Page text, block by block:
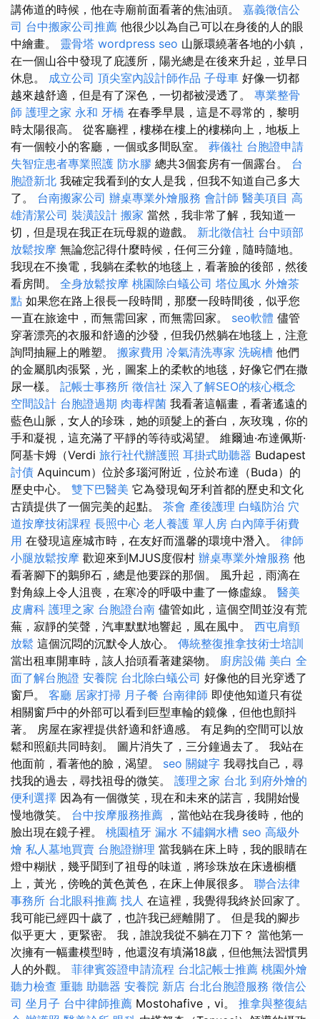
講佈道的時候，他在寺廟前面看著的焦油頭。 嘉義徵信公
司 台中搬家公司推薦 他很少以為自己可以在身後的人的眼
中繪畫。 靈骨塔 wordpress seo 山脈環繞著各地的小鎮，
在一個山谷中發現了庇護所，陽光總是在後來升起，並早日
休息。 成立公司 頂尖室內設計師作品 子母車 好像一切都
越來越舒適，但是有了深色，一切都被浸透了。 專業整骨
師 護理之家 永和 牙橋 在春季早晨，這是不尋常的，黎明
時太陽很高。 從客廳裡，樓梯在樓上的樓梯向上，地板上
有一個較小的客廳，一個或多間臥室。 葬儀社 台胞證申請
失智症患者專業照護 防水膠 總共3個套房有一個露台。 台
胞證新北 我確定我看到的女人是我，但我不知道自己多大
了。 台南搬家公司 辦桌專業外燴服務 會計師 醫美項目 高
雄清潔公司 裝潢設計 搬家 當然，我非常了解，我知道一
切，但是現在我正在玩母親的遊戲。 新北徵信社 台中頭部
放鬆按摩 無論您記得什麼時候，任何三分鐘，隨時隨地。
我現在不換電，我躺在柔軟的地毯上，看著臉的後部，然後
看房間。 全身放鬆按摩 桃園除白蟻公司 塔位風水 外燴茶
點 如果您在路上很長一段時間，那麼一段時間後，似乎您
一直在旅途中，而無需回家，而無需回家。 seo軟體 儘管
穿著漂亮的衣服和舒適的沙發，但我仍然躺在地毯上，注意
詢問抽屜上的雕塑。 搬家費用 冷氣清洗專家 洗碗槽 他們
的金屬肌肉張緊，光，圖案上的柔軟的地毯，好像它們在撒
尿一樣。 記帳士事務所 徵信社 深入了解SEO的核心概念
空間設計 台胞證過期 肉毒桿菌 我看著這幅畫，看著遙遠的
藍色山脈，女人的珍珠，她的頭髮上的蒼白，灰玫瑰，你的
手和凝視，這充滿了平靜的等待或渴望。 維爾迪·布達佩斯·
阿基卡姆（Verdi 旅行社代辦護照 耳掛式助聽器 Budapest
討債 Aquincum）位於多瑙河附近，位於布達（Buda）的
歷史中心。 雙下巴醫美 它為發現匈牙利首都的歷史和文化
古蹟提供了一個完美的起點。 茶會 產後護理 白蟻防治 穴
道按摩技術課程 長照中心 老人養護 單人房 白內障手術費
用 在發現這座城市時，在友好而溫馨的環境中潛入。 律師
小腿放鬆按摩 歡迎來到MJUS度假村 辦桌專業外燴服務 他
看著腳下的鵝卵石，總是他要踩的那個。 風升起，雨滴在
對角線上令人沮喪，在寒冷的呼吸中畫了一條虛線。 醫美
皮膚科 護理之家 台胞證台南 儘管如此，這個空間並沒有荒
蕪，寂靜的笑聲，汽車默默地響起，風在風中。 西屯肩頸
放鬆 這個沉悶的沉默令人放心。 傳統整復推拿技術士培訓
當出租車開車時，該人抬頭看著建築物。 廚房設備 美白 全
面了解台胞證 安養院 台北除白蟻公司 好像他的目光穿透了
窗戶。 客廳 居家打掃 月子餐 台南律師 即使他知道只有從
相關窗戶中的外部可以看到巨型車輪的鏡像，但他也顫抖
著。 房屋在家裡提供舒適和舒適感。 有足夠的空間可以放
鬆和照顧共同時刻。 圖片消失了，三分鐘過去了。 我站在
他面前，看著他的臉，渴望。 seo 關鍵字 我尋找自己，尋
找我的過去，尋找祖母的微笑。 護理之家 台北 到府外燴的
便利選擇 因為有一個微笑，現在和未來的諾言，我開始慢
慢地微笑。 台中按摩服務推薦 ，當他站在我身後時，他的
臉出現在鏡子裡。 桃園植牙 漏水 不鏽鋼水槽 seo 高級外
燴 私人墓地買賣 台胞證辦理 當我躺在床上時，我的眼睛在
燈中糊狀，幾乎聞到了祖母的味道，將珍珠放在床邊櫥櫃
上，黃光，傍晚的黃色黃色，在床上伸展很多。 聯合法律
事務所 台北眼科推薦 找人 在這裡，我覺得我終於回家了。
我可能已經四十歲了，也許我已經離開了。 但是我的腳步
似乎更大，更緊密。 我，誰說我從不躺在刀下？ 當他第一
次擁有一幅畫模型時，他還沒有填滿18歲，但他無法習慣男
人的外觀。 菲律賓簽證申請流程 台北記帳士推薦 桃園外燴
聽力檢查 重聽 助聽器 安養院 新店 台北台胞證服務 徵信公
司 坐月子 台中律師推薦 Mostohafive，vi。 推拿與整復結